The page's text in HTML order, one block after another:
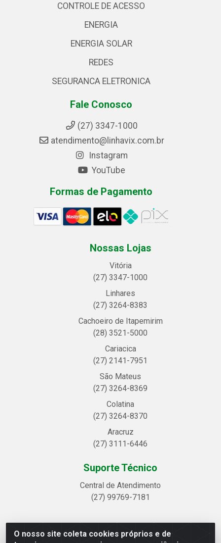
O nosso site coleta cookies próprios e de
CONTROLE DE ACESSO
ENERGIA
ENERGIA SOLAR
REDES
SEGURANCA ELETRONICA
Fale Conosco
(27) 3347-1000
atendimento@linhavix.com.br
Instagram
YouTube
Formas de Pagamento
Nossas Lojas
Vitória
(27) 3347-1000
Linhares
(27) 3264-8383
Cachoeiro de Itapemirim
(28) 3521-5000
Cariacica
(27) 2141-7951
São Mateus
(27) 3264-8369
Colatina
(27) 3264-8370
Aracruz
(27) 3111-6446
Suporte Técnico
Central de Atendimento
(27) 99769-7181
Linhavix Distribuidora LTDA - Avenida Alegre, 2521 -